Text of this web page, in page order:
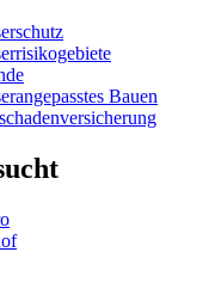
Bauen